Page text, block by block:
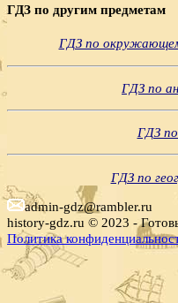
ГДЗ по другим предметам
ГДЗ по
ГДЗ по
ГДЗ
ГДЗ по
admin-gdz@rambler.ru
history-gdz.ru © 2023 -
Политика